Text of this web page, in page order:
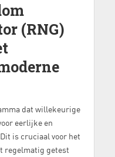
(RNG)
dat willekeurige
eerlijke en
is cruciaal voor het
regelmatig getest